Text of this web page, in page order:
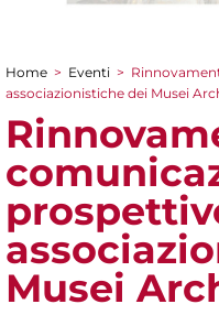
Tu sei qui
Home > Eventi >
associazionistiche dei Musei
Musei